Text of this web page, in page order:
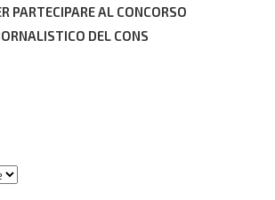
PARTECIPARE AL CONCORSO
DEL CONS